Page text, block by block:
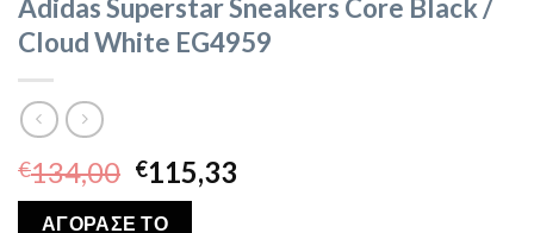
Adidas Superstar Sneakers Core Black /
Cloud White EG4959
€134,00 Original
price
€115,33
ΑΓΟΡΑΣΕ ΤΟ